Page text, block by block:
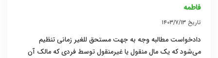
فاطمه
تاریخ ۱۴۰۳/۷/۱۳
دادخواست مطالبه وجه به جهت مستحق للغیر زمانی تنظیم
می‌شود که یک مال منقول یا غیرمنقول توسط فردی که مالک آن